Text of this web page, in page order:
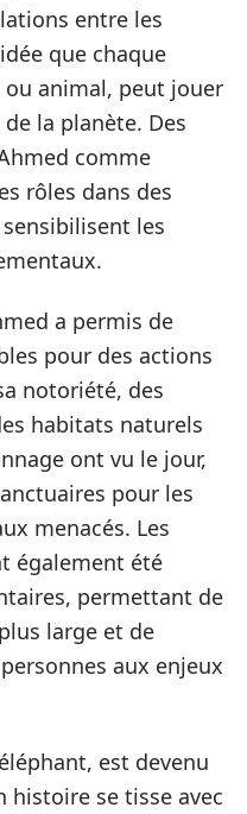
entre les
que chaque
animal, peut jouer
la planète. Des
comme
rôles dans des
les
a permis de
pour des actions
notoriété, des
habitats naturels
ont vu le jour,
pour les
menacés. Les
également été
permettant de
large et de
aux enjeux
est devenu
histoire se tisse avec